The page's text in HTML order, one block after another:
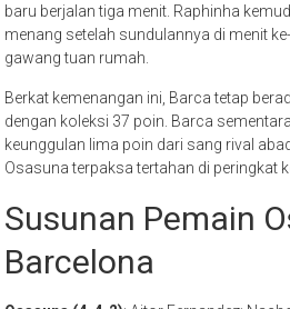
baru berjalan tiga menit. Raphinha
menang setelah sundulannya di menit
gawang tuan rumah.
Berkat kemenangan ini, Barca tetap
dengan koleksi 37 poin. Barca
keunggulan lima poin dari sang rival
Osasuna terpaksa tertahan di peringkat
Susunan Pemain
Barcelona